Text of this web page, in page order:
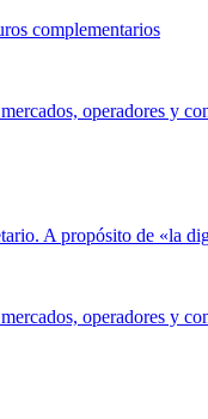
complementarios
operadores y
A propósito de «la
operadores y